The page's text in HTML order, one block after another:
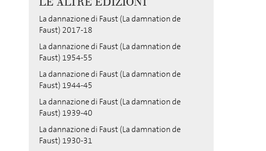
La dannazione di Faust (La damnation de
Faust) 2017-18
La dannazione di Faust (La damnation de
Faust) 1954-55
La dannazione di Faust (La damnation de
Faust) 1944-45
La dannazione di Faust (La damnation de
Faust) 1939-40
La dannazione di Faust (La damnation de
Faust) 1930-31